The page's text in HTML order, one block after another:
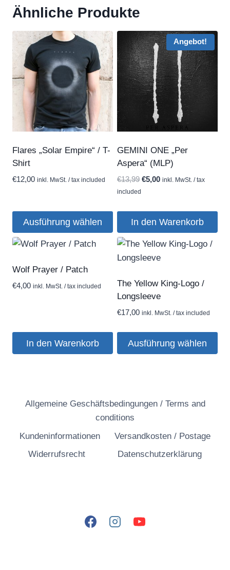
Ähnliche Produkte
Flares „Solar Empire“ / T-
Shirt
€12,00 inkl. MwSt. / tax included
Ausführung wählen
Dieses
weist
mehrere
Optionen
können
gewählt
Angebot!
GEMINI ONE „Per
Aspera“ (MLP)
€13,99 Ursprünglicher
€5,00Aktueller
inkl. MwSt. / tax
included
In den Warenkorb
Wolf Prayer / Patch
€4,00 inkl. MwSt. / tax included
In den Warenkorb
The Yellow King-Logo /
Longsleeve
€17,00 inkl. MwSt. / tax included
Ausführung wählen
mehrere
Varianten
Optionen
gewählt
Allgemeine Geschäftsbedingungen / Terms and
conditions
Kundeninformationen
Versandkosten / Postage
Widerrufsrecht
Datenschutzerklärung